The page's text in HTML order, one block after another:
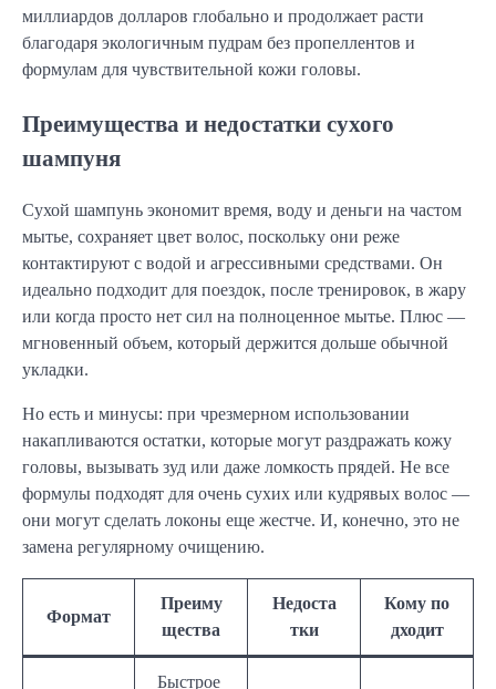
миллиардов долларов глобально и продолжает расти
благодаря экологичным пудрам без пропеллентов и
формулам для чувствительной кожи головы.
Преимущества и недостатки сухого
шампуня
Сухой шампунь экономит время, воду и деньги на частом
мытье, сохраняет цвет волос, поскольку они реже
контактируют с водой и агрессивными средствами. Он
идеально подходит для поездок, после тренировок, в жару
или когда просто нет сил на полноценное мытье. Плюс —
мгновенный объем, который держится дольше обычной
укладки.
Но есть и минусы: при чрезмерном использовании
накапливаются остатки, которые могут раздражать кожу
головы, вызывать зуд или даже ломкость прядей. Не все
формулы подходят для очень сухих или кудрявых волос —
они могут сделать локоны еще жестче. И, конечно, это не
замена регулярному очищению.
Формат
Преиму
щества
Недоста
тки
Кому по
дходит
Быстрое